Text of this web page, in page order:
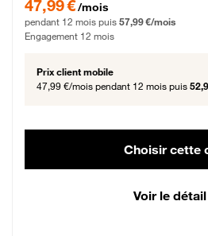
47,99 €/mois
pendant 12 mois puis 57,99 €/mois
Engagement 12 mois
Prix client mobile
47,99 €/mois pendant 12 mois puis
Choisir cette
Voir le détail